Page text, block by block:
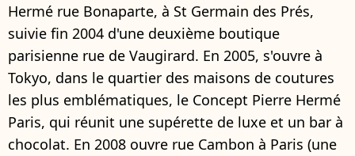
Hermé rue Bonaparte, à St Germain des Prés,
suivie fin 2004 d'une deuxième boutique
parisienne rue de Vaugirard. En 2005, s'ouvre à
Tokyo, dans le quartier des maisons de coutures
les plus emblématiques, le Concept Pierre Hermé
Paris, qui réunit une supérette de luxe et un bar à
chocolat. En 2008 ouvre rue Cambon à Paris (une